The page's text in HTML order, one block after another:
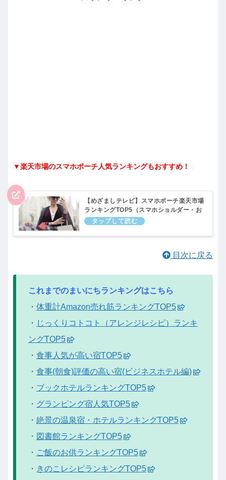
▼楽天市場のスマホポーチ人気ランキングもおすすめ！
【めざましテレビ】スマホポーチ楽天市場
ランキングTOP5（スマホショルダー・お
財布バッグなど）まいにちランキング
目次に戻る
これまでのまいにちランキングはこちら
・ 体重計Amazon売れ筋ランキングTOP5
・ じっくりコトコト（アレンジレシピ）ランキ
ングTOP5
・ 食事人気が高い宿TOP5
・ 食事(朝食)評価の高い宿(ビジネスホテル編)
・ ブックホテルランキングTOP5
・ グランピング宿人気TOP5
・ 絶景の温泉宿・ホテルランキングTOP5
・ 図書館ランキングTOP5
・ ご飯のお供ランキングTOP5
・ きのこレシピランキングTOP5